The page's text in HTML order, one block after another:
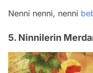
Nenni nenni, nenni
5. Ninnilerin